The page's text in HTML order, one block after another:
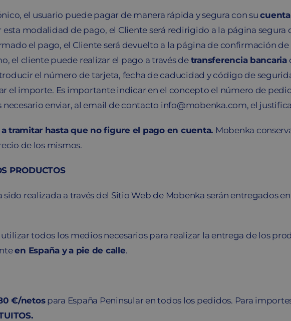
el usuario puede pagar de manera rápida y segura con sucuenta
esta modalidad de pago, el Cliente será redirigido a la página
el pago, el Cliente será devuelto a la página de confirmación
el cliente puede realizar el pago a través de transferencia bancaria
el número de tarjeta, fecha de caducidad y código de
el importe. Es importante indicar en el concepto el número de
enviar, al email de contacto info@mobenka.com, el
tramitar hasta que no figure el pago en cuenta. Mobenka
de los mismos.
PRODUCTOS
realizada a través del Sitio Web de Mobenka serán entregados
utilizar todos los medios necesarios para realizar la entrega de los
en España ya pie de calle.
€/netospara España Peninsular en todos los pedidos. Para